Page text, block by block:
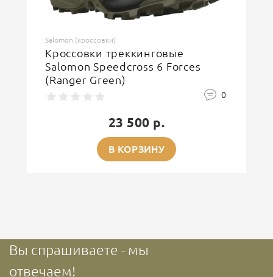
Salomon (кроссовки)
Кроссовки треккинговые
Salomon Speedcross 6 Forces
(Ranger Green)
0
23 500 р.
В КОРЗИНУ
Вы спрашиваете - мы
отвечаем!